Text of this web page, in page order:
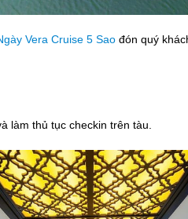
Vera Cruise 5 Sao đón quý
làm thủ tục checkin trên tàu.